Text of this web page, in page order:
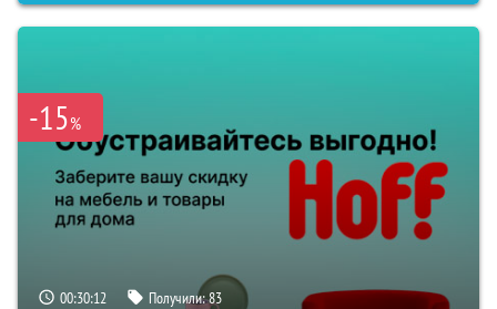
-15%
00:30:11 Получили:83